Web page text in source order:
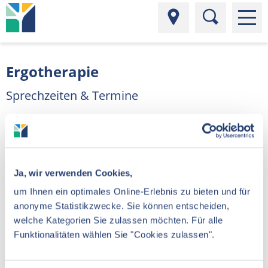
Ja, wir verwenden Cookies,
um Ihnen ein optimales Online-Erlebnis zu bieten und für
anonyme Statistikzwecke. Sie können entscheiden,
welche Kategorien Sie zulassen möchten. Für alle
Funktionalitäten wählen Sie "Cookies zulassen".
Ergotherapie
Sprechzeiten & Termine
Anmeldung Park-Klinik Weißensee
Nach Vereinbarung